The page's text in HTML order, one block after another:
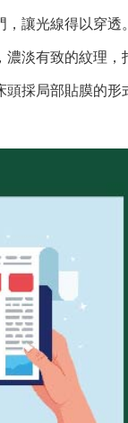
，讓光線得以穿
濃淡有致的紋理
頭採局部貼膜的